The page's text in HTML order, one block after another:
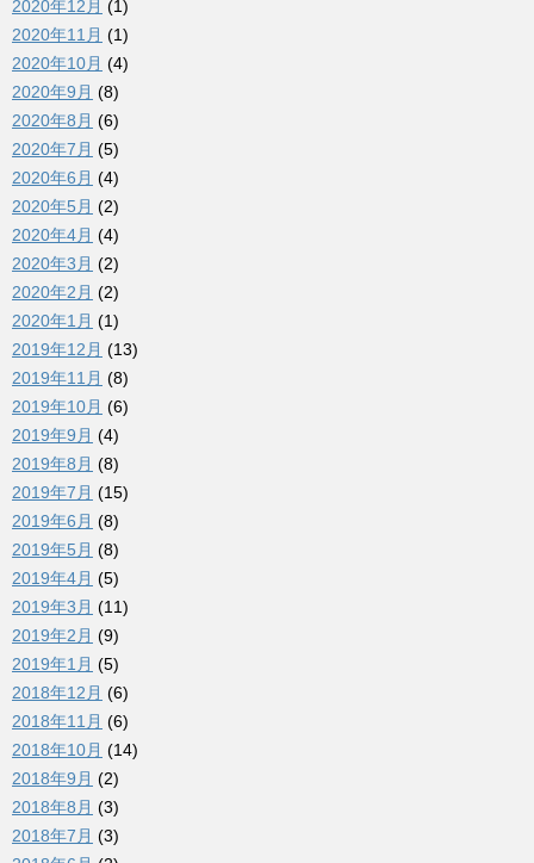
2020年12月 (1)
2020年11月 (1)
2020年10月 (4)
2020年9月 (8)
2020年8月 (6)
2020年7月 (5)
2020年6月 (4)
2020年5月 (2)
2020年4月 (4)
2020年3月 (2)
2020年2月 (2)
2020年1月 (1)
2019年12月 (13)
2019年11月 (8)
2019年10月 (6)
2019年9月 (4)
2019年8月 (8)
2019年7月 (15)
2019年6月 (8)
2019年5月 (8)
2019年4月 (5)
2019年3月 (11)
2019年2月 (9)
2019年1月 (5)
2018年12月 (6)
2018年11月 (6)
2018年10月 (14)
2018年9月 (2)
2018年8月 (3)
2018年7月 (3)